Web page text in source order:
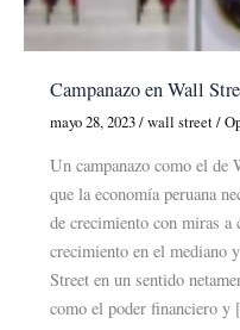
Campanazo en Wall
mayo 28, 2023/wall street/
Un campanazo como el de
que la economía peruana
de crecimiento con miras
crecimiento en el mediano
Street en un sentido
como el poder financiero